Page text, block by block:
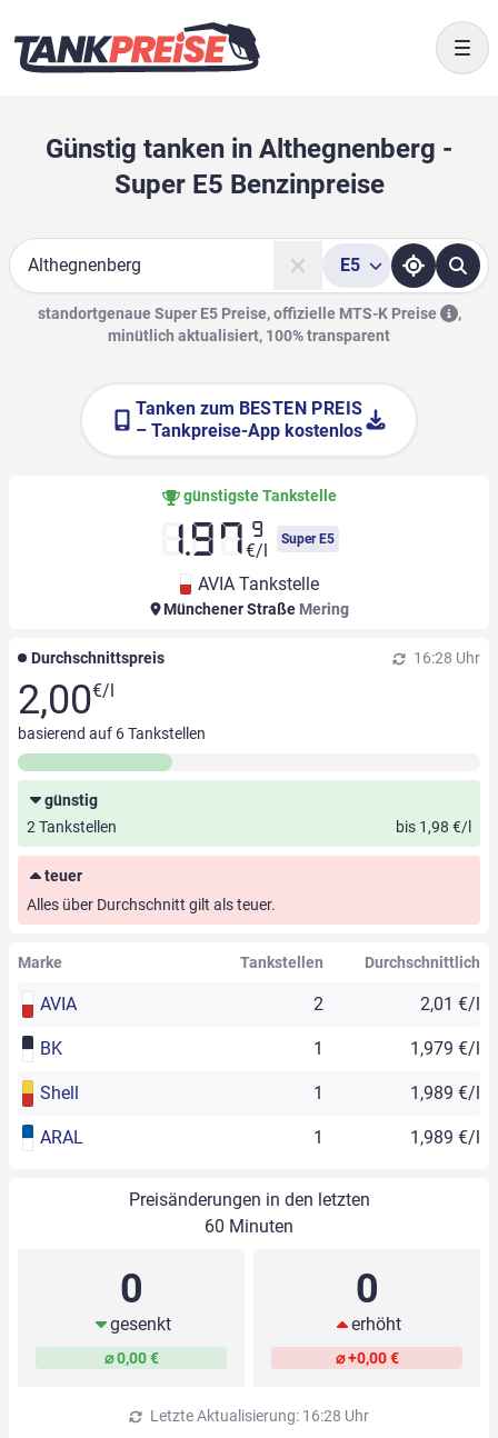
Günstig tanken in Althegnenberg -
Super E5 Benzinpreise
Suche
E5
standortgenaue Super E5 Preise, offizielle MTS-K Preise
,
minütlich aktualisiert, 100% transparent
Tanken zum BESTEN PREIS
– Tankpreise-App kostenlos
günstigste Tankstelle
1.97 9
€/l
Super E5
AVIA Tankstelle
Münchener Straße Mering
Durchschnittspreis 16:28 Uhr
2,00€/l
basierend auf 6Tankstellen
günstig
2 Tankstellen
bis 1,98 €/l
teuer
Alles über Durchschnitt gilt als teuer.
Marke Tankstellen Durchschnittlich
AVIA 2 2,01 €/l
BK 1 1,979 €/l
Shell 1 1,989 €/l
ARAL 1 1,989 €/l
Preisänderungen in den letzten
60 Minuten
0
gesenkt
⌀ 0,00 €
0
erhöht
⌀ +0,00 €
Letzte Aktualisierung: 16:28 Uhr